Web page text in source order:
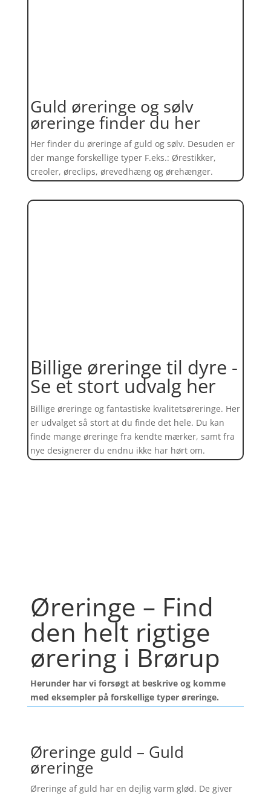
Guld øreringe og sølv
øreringe finder du her
Her finder du øreringe af guld og sølv. Desuden er
der mange forskellige typer F.eks.: Ørestikker,
creoler, øreclips, ørevedhæng og ørehænger.
Billige øreringe til dyre -
Se et stort udvalg her
Billige øreringe og fantastiske kvalitetsøreringe. Her
er udvalget så stort at du finde det hele. Du kan
finde mange øreringe fra kendte mærker, samt fra
nye designerer du endnu ikke har hørt om.
Øreringe – Find
den helt rigtige
ørering i Brørup
Herunder har vi forsøgt at beskrive og komme
med eksempler på forskellige typer øreringe.
Øreringe guld – Guld
øreringe
Øreringe af guld har en dejlig varm glød. De giver